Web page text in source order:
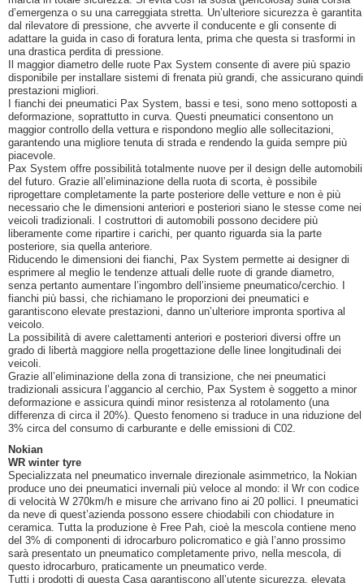
d’emergenza o su una carreggiata stretta. Un’ulteriore sicurezza è garantita
dal rilevatore di pressione, che avverte il conducente e gli consente di
adattare la guida in caso di foratura lenta, prima che questa si trasformi in
una drastica perdita di pressione.
Il maggior diametro delle ruote Pax System consente di avere più spazio
disponibile per installare sistemi di frenata più grandi, che assicurano quindi
prestazioni migliori.
I fianchi dei pneumatici Pax System, bassi e tesi, sono meno sottoposti a
deformazione, soprattutto in curva. Questi pneumatici consentono un
maggior controllo della vettura e rispondono meglio alle sollecitazioni,
garantendo una migliore tenuta di strada e rendendo la guida sempre più
piacevole.
Pax System offre possibilità totalmente nuove per il design delle automobili
del futuro. Grazie all’eliminazione della ruota di scorta, è possibile
riprogettare completamente la parte posteriore delle vetture e non è più
necessario che le dimensioni anteriori e posteriori siano le stesse come nei
veicoli tradizionali. I costruttori di automobili possono decidere più
liberamente come ripartire i carichi, per quanto riguarda sia la parte
posteriore, sia quella anteriore.
Riducendo le dimensioni dei fianchi, Pax System permette ai designer di
esprimere al meglio le tendenze attuali delle ruote di grande diametro,
senza pertanto aumentare l’ingombro dell’insieme pneumatico/cerchio. I
fianchi più bassi, che richiamano le proporzioni dei pneumatici e
garantiscono elevate prestazioni, danno un’ulteriore impronta sportiva al
veicolo.
La possibilità di avere calettamenti anteriori e posteriori diversi offre un
grado di libertà maggiore nella progettazione delle linee longitudinali dei
veicoli.
Grazie all’eliminazione della zona di transizione, che nei pneumatici
tradizionali assicura l’aggancio al cerchio, Pax System è soggetto a minor
deformazione e assicura quindi minor resistenza al rotolamento (una
differenza di circa il 20%). Questo fenomeno si traduce in una riduzione del
3% circa del consumo di carburante e delle emissioni di C02.
Nokian
WR winter tyre
Specializzata nel pneumatico invernale direzionale asimmetrico, la Nokian
produce uno dei pneumatici invernali più veloce al mondo: il Wr con codice
di velocità W 270km/h e misure che arrivano fino ai 20 pollici. I pneumatici
da neve di quest’azienda possono essere chiodabili con chiodature in
ceramica. Tutta la produzione è Free Pah, cioè la mescola contiene meno
del 3% di componenti di idrocarburo policromatico e già l’anno prossimo
sarà presentato un pneumatico completamente privo, nella mescola, di
questo idrocarburo, praticamente un pneumatico verde.
Tutti i prodotti di questa Casa garantiscono all’utente sicurezza, elevata